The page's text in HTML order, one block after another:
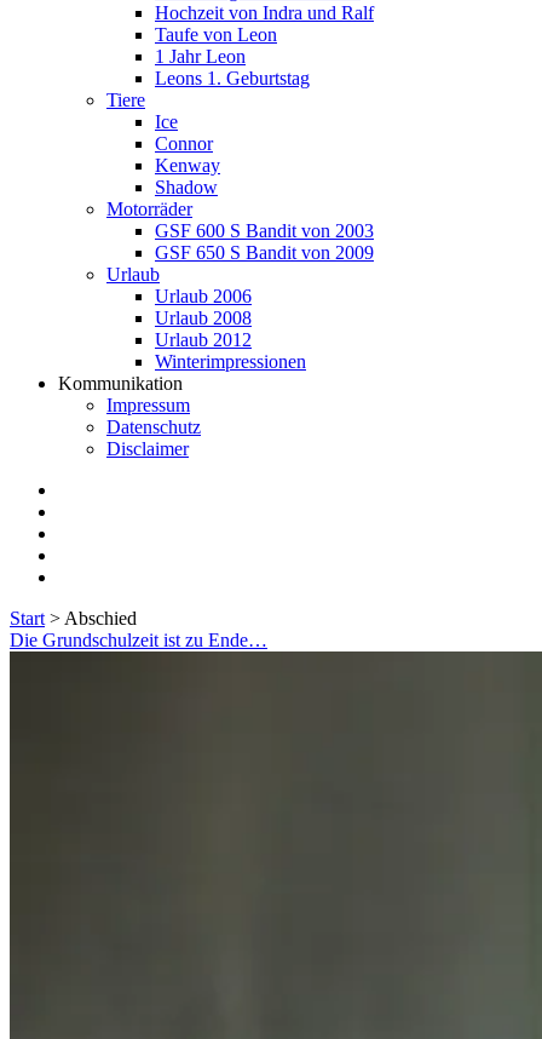
Hochzeit von Indra und Ralf
Taufe von Leon
1 Jahr Leon
Leons 1. Geburtstag
Tiere
Ice
Connor
Kenway
Shadow
Motorräder
GSF 600 S Bandit von 2003
GSF 650 S Bandit von 2009
Urlaub
Urlaub 2006
Urlaub 2008
Urlaub 2012
Winterimpressionen
Kommunikation
Impressum
Datenschutz
Disclaimer
Start > Abschied
Schlagwort:
Die Grundschulzeit ist zu Ende…